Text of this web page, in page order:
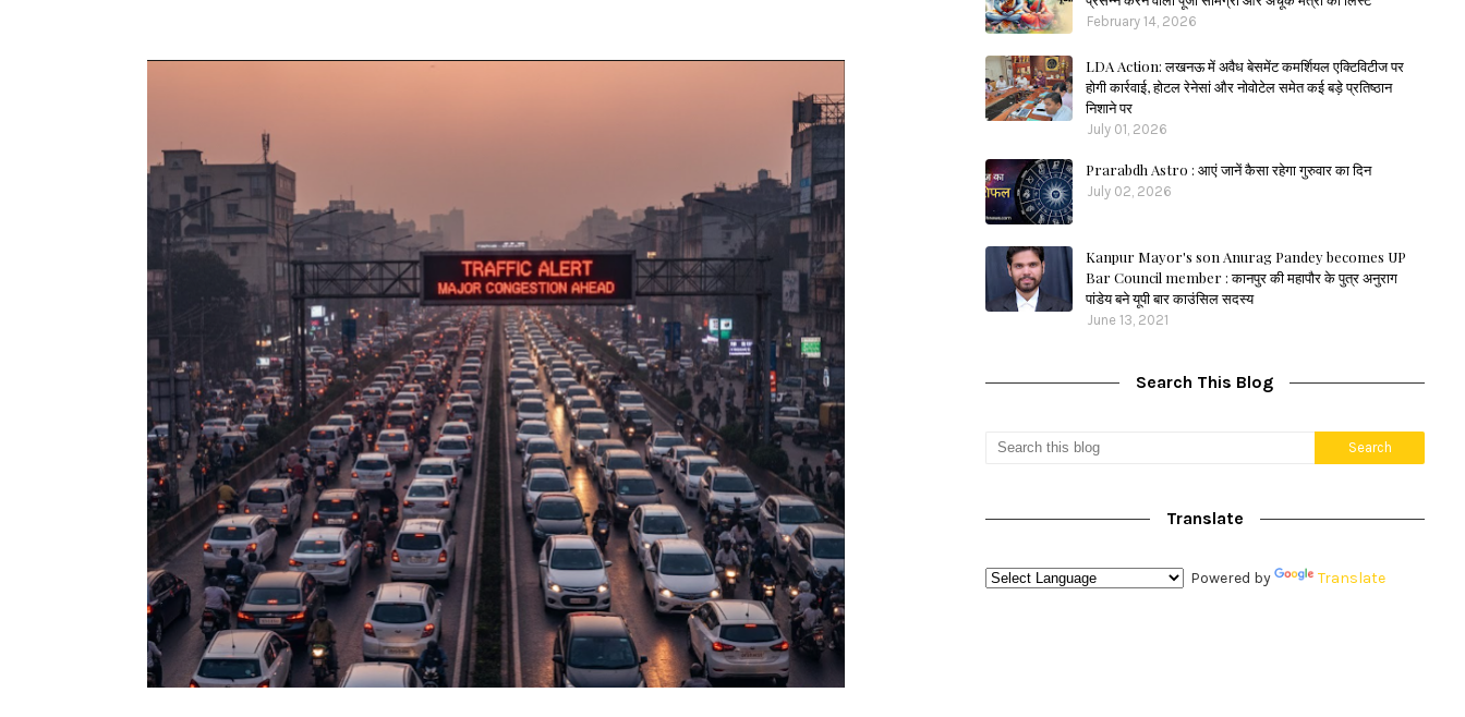
February 14, 2026
LDA Action: लखनऊ में अवैध बेसमेंट कमर्शियल एक्टिविटीज पर
होगी कार्रवाई, होटल रेनेसां और नोवोटेल समेत कई बड़े प्रतिष्ठान
निशाने पर
July 01, 2026
Prarabdh Astro : आएं जानें कैसा रहेगा गुरुवार का दिन
July 02, 2026
Kanpur Mayor's son Anurag Pandey becomes UP
Bar Council member : कानपुर की महापौर के पुत्र अनुराग
पांडेय बने यूपी बार काउंसिल सदस्य
June 13, 2021
Search This Blog
Translate
Powered by Translate